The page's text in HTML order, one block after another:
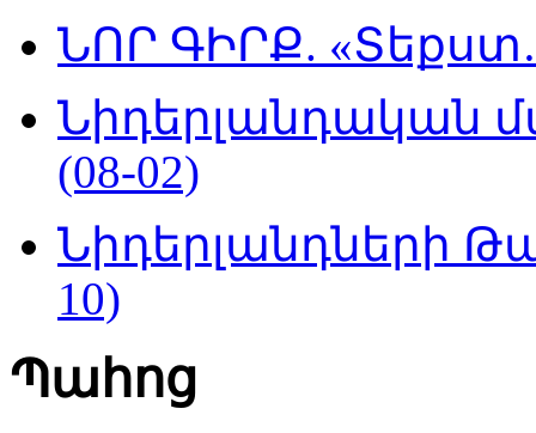
ՆՈՐ ԳԻՐՔ.
Նիդերլանդական
(08-02)
Նիդերլանդների
10)
Պահոց